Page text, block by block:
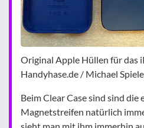
Original Apple Hüllen für das
Handyhase.de / Michael
Beim Clear Case sind sind die
Magnetstreifen natürlich